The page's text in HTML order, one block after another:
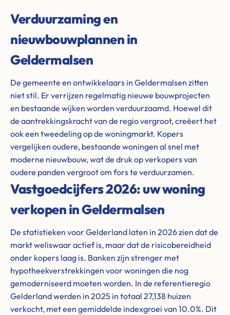
Verduurzaming en
nieuwbouwplannen in
Geldermalsen
De gemeente en ontwikkelaars in Geldermalsen zitten
niet stil. Er verrijzen regelmatig nieuwe bouwprojecten
en bestaande wijken worden verduurzaamd. Hoewel dit
de aantrekkingskracht van de regio vergroot, creëert het
ook een tweedeling op de woningmarkt. Kopers
vergelijken oudere, bestaande woningen al snel met
moderne nieuwbouw, wat de druk op verkopers van
oudere panden vergroot om fors te verduurzamen.
Vastgoedcijfers 2026: uw woning
verkopen in Geldermalsen
De statistieken voor Gelderland laten in 2026 zien dat de
markt weliswaar actief is, maar dat de risicobereidheid
onder kopers laag is. Banken zijn strenger met
hypotheekverstrekkingen voor woningen die nog
gemoderniseerd moeten worden. In de referentieregio
Gelderland werden in 2025 in totaal 27,138 huizen
verkocht, met een gemiddelde indexgroei van 10.0%. Dit